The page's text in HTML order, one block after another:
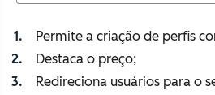
Permite a criação de perfis
Destaca o preço;
Redireciona usuários para o